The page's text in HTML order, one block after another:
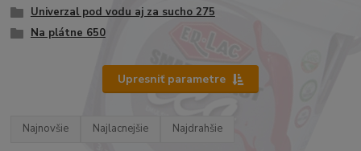
Univerzal pod vodu aj za sucho 275
Na plátne 650
Upresniť parametre
Najnovšie Najlacnejšie Najdrahšie